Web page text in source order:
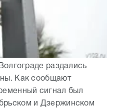
раздались
Как сообщают
сигнал был
и Дзержинском